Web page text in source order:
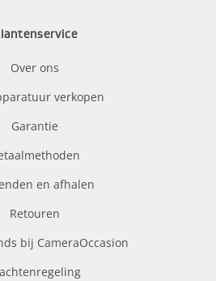
Over ons
verkopen
Garantie
en afhalen
Retouren
bij CameraOccasion